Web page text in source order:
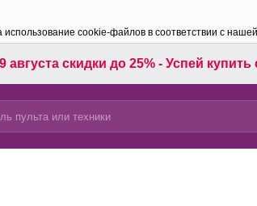
cookie-файлов в соответствии с нашей
августа скидки до 25% - Успей купить